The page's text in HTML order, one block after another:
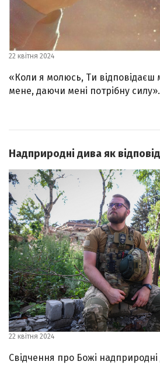
22 квітня 2024
«Коли я молюсь, Ти відповідаєш
мене, даючи мені потрібну
Надприродні дива як
22 квітня 2024
Свідчення про Божі